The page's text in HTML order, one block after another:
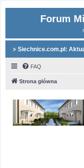
Forum
Siechnice.com.pl:
FAQ
Strona główna